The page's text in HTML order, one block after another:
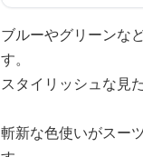
ブルーやグリーンな
す。
スタイリッシュな見
斬新な色使いがスー